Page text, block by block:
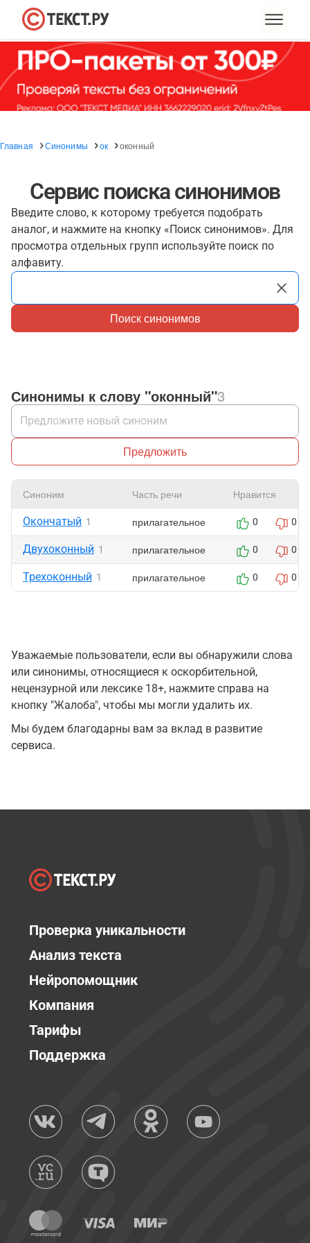
Главная Синонимы ок оконный
Сервис поиска синонимов
Введите слово, к которому требуется подобрать
аналог, и нажмите на кнопку «Поиск синонимов». Для
просмотра отдельных групп используйте поиск по
алфавиту.
Поиск синонимов
Синонимы к слову "оконный"3
Предложить
Синоним Часть речи Нравится
Окончатый 1 прилагательное 0 0
Двухоконный 1 прилагательное 0 0
Трехоконный 1 прилагательное 0 0
Уважаемые пользователи, если вы обнаружили слова
или синонимы, относящиеся к оскорбительной,
нецензурной или лексике 18+, нажмите справа на
кнопку "Жалоба", чтобы мы могли удалить их.
Мы будем благодарны вам за вклад в развитие
сервиса.
Проверка уникальности
Анализ текста
Нейропомощник
Компания
Тарифы
Поддержка